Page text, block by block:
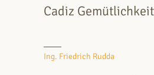
Cadiz
Ing. Friedrich Rudda